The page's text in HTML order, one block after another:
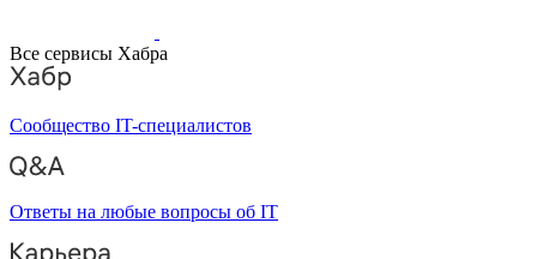
Все сервисы Хабра
Сообщество IT-специалистов
Ответы на любые вопросы об IT